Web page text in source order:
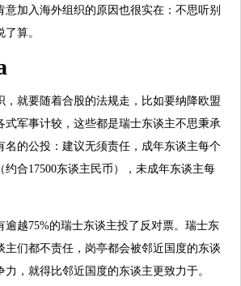
意加入海外组织的原因也很实在：不思听别
算。
，就要随着合股的法规走，比如要纳降欧盟
式军事计较，这些都是瑞士东谈主不思秉承
名的公投：建议无须责任，成年东谈主每个
约合17500东谈主民币），未成年东谈主每
逾越75%的瑞士东谈主投了反对票。瑞士东
主们都不责任，岗亭都会被邻近国度的东谈
力，就得比邻近国度的东谈主更致力于。